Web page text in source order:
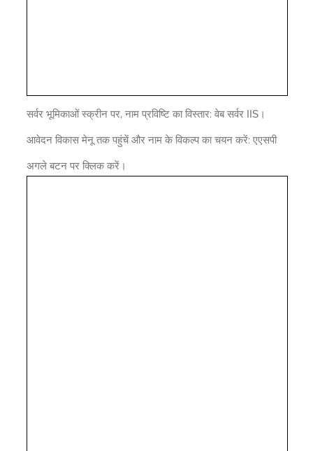
सर्वर भूमिकाओं स्क्रीन पर, नाम प्रविष्टि का विस्तार: वेब सर्वर IIS।
आवेदन विकास मेनू तक पहुंचें और नाम के विकल्प का चयन करें: एएसपी
अगले बटन पर क्लिक करें।